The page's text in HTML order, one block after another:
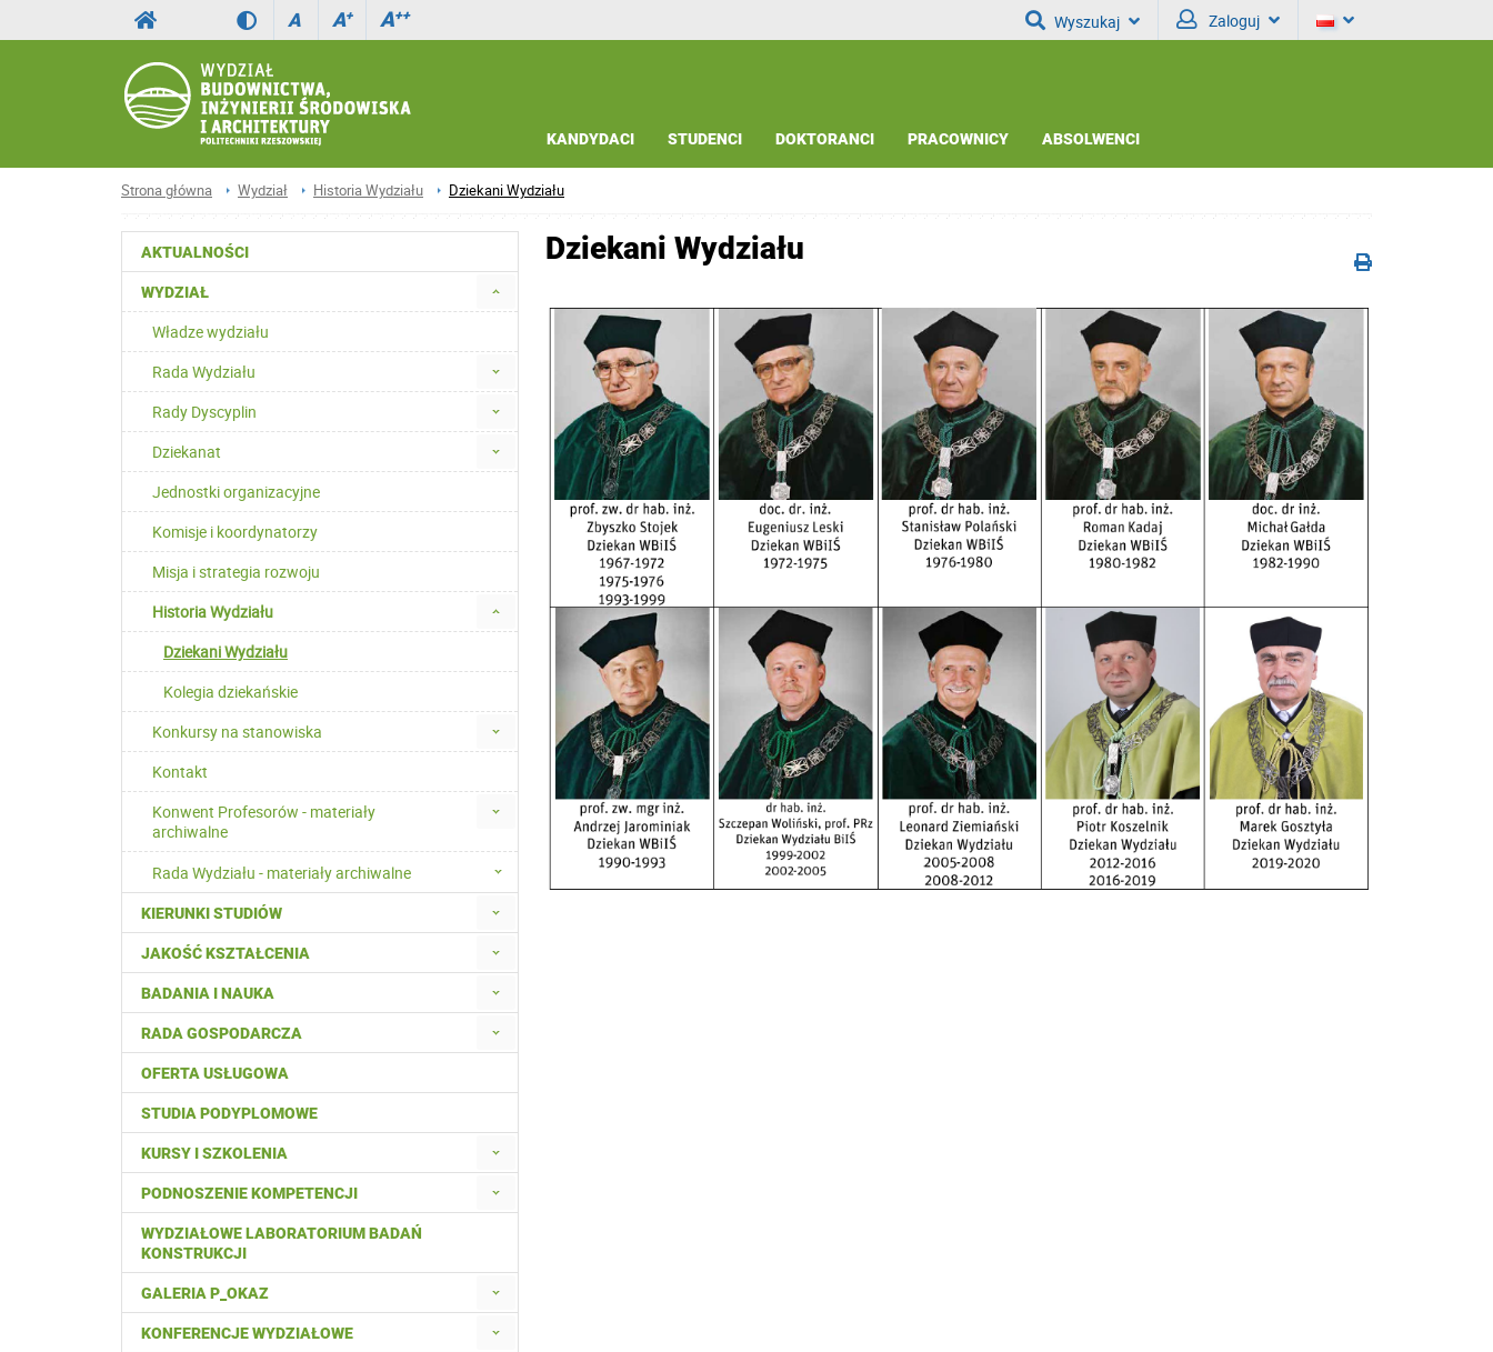
A A+ A++ Wyszukaj Zaloguj
KANDYDACI STUDENCI DOKTORANCI PRACOWNICY ABSOLWENCI
Strona główna Wydział Historia Wydziału Dziekani Wydziału
AKTUALNOŚCI
WYDZIAŁ
Władze wydziału
Rada Wydziału
Rady Dyscyplin
Dziekanat
Jednostki organizacyjne
Komisje i koordynatorzy
Misja i strategia rozwoju
Historia Wydziału
Dziekani Wydziału
Kolegia dziekańskie
Konkursy na stanowiska
Kontakt
Konwent Profesorów - materiały
archiwalne
Rada Wydziału - materiały archiwalne
KIERUNKI STUDIÓW
JAKOŚĆ KSZTAŁCENIA
BADANIA I NAUKA
RADA GOSPODARCZA
OFERTA USŁUGOWA
STUDIA PODYPLOMOWE
KURSY I SZKOLENIA
PODNOSZENIE KOMPETENCJI
WYDZIAŁOWE LABORATORIUM BADAŃ
KONSTRUKCJI
GALERIA P_OKAZ
KONFERENCJE WYDZIAŁOWE
Dziekani Wydziału